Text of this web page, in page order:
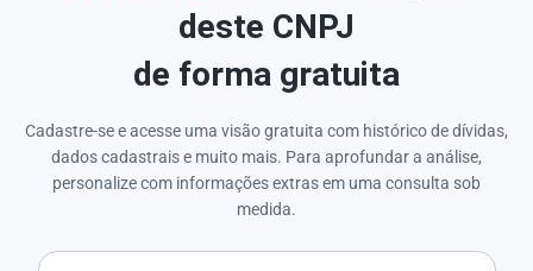
deste CNPJ
de forma gratuita
Cadastre-se e acesse uma visão gratuita com histórico de dívidas,
dados cadastrais e muito mais. Para aprofundar a análise,
personalize com informações extras em uma consulta sob
medida.